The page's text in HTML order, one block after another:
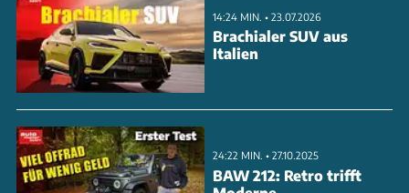
14:24 MIN. • 23.07.2026
Brachialer SUV aus
Italien
24:22 MIN. • 27.10.2025
BAW 212: Retro trifft